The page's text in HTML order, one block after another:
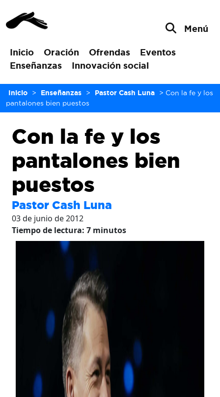
Inicio Oración Ofrendas
Eventos
Enseñanzas
Innovación social
Menú
Inicio > Enseñanzas > Pastor Cash Luna > Con la fe y los
pantalones bien puestos
Con la fe y los
pantalones bien
puestos
Pastor Cash Luna
03 de junio de 2012
Tiempo de lectura: 7 minutos